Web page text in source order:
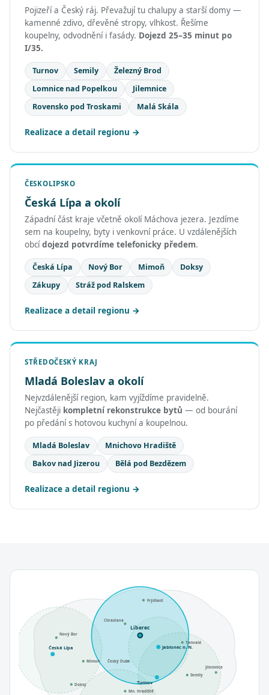
Pojizeří a Český ráj. Převažují tu chalupy a starší domy —
kamenné zdivo, dřevěné stropy, vlhkost. Řešíme
koupelny, odvodnění i fasády. Dojezd 25–35 minut po
I/35.
Turnov Semily
Železný Brod
Lomnice nad Popelkou
Jilemnice
Rovensko pod Troskami
Malá Skála
Realizace a detail regionu
ČESKOLIPSKO
Česká Lípa a okolí
Západní část kraje včetně okolí Máchova jezera. Jezdíme
sem na koupelny, byty i venkovní práce. U vzdálenějších
obcídojezd potvrdíme telefonicky předem.
Česká Lípa Nový Bor Mimoň
Doksy
Zákupy
Stráž pod Ralskem
Realizace a detail regionu
STŘEDOČESKÝ KRAJ
Mladá Boleslav a okolí
Nejvzdálenější region, kam vyjíždíme pravidelně.
Nejčastěji kompletní rekonstrukce bytů — od bourání
po předání s hotovou kuchyní a koupelnou.
Mladá Boleslav
Mnichovo Hradiště
Bakov nad Jizerou
Bělá pod Bezdězem
Realizace a detail regionu
Liberec
Jablonec n. N.
Turnov
Česká Lípa
Chrastava
Frýdlant
Tanvald
Semily
Jilemnice
Nový Bor
Mimoň
Doksy
Mn. Hradiště
Český Dub